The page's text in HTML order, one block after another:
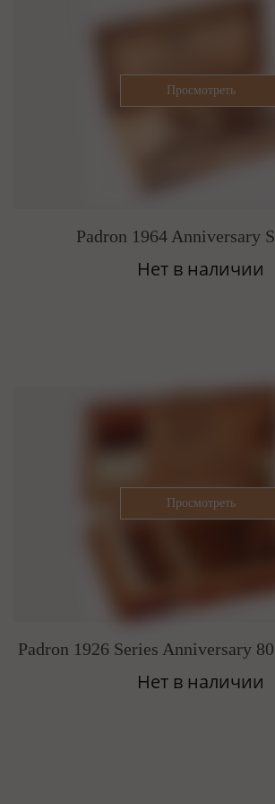
Padron 1964 Anniversary
Нет в наличии
Padron 1926 Series Anniversary
Нет в наличии